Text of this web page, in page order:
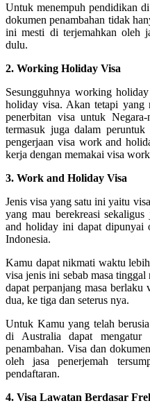
Untuk menempuh pendidikan
dokumen penambahan tidak
ini mesti di terjemahkan oleh
dulu.
2. Working Holiday Visa
Sesungguhnya working
holiday visa. Akan tetapi yang
penerbitan visa untuk
termasuk juga dalam
pengerjaan visa work and
kerja dengan memakai visa
3. Work and Holiday Visa
Jenis visa yang satu ini yaitu
yang mau berekreasi
and holiday ini dapat dipunyai
Indonesia.
Kamu dapat nikmati waktu
visa jenis ini sebab masa
dapat perpanjang masa
dua, ke tiga dan seterus nya.
Untuk Kamu yang telah
di Australia dapat
penambahan. Visa dan
oleh jasa penerjemah
pendaftaran.
4. Visa Lawatan Berdasar